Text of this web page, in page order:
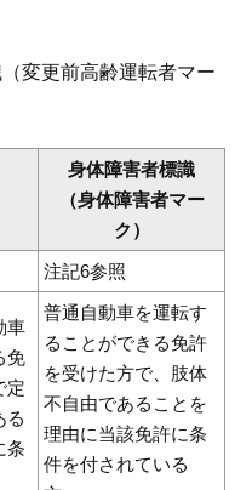
変更前高齢運転者マー
身体障害者標識
（身体障害者マー
ク）
注記6参照
車
免
定
る
条
普通自動車を運転す
ることができる免許
を受けた方で、肢体
不自由であることを
理由に当該免許に条
件を付されている